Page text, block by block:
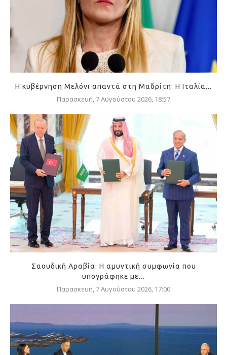
Η κυβέρνηση Μελόνι απαντά στη Μαδρίτη: Η Ιταλία...
Παρασκευή, 7 Αυγούστου 2026, 18:57
Σαουδική Αραβία: Η αμυντική συμφωνία που
υπογράφηκε με...
Παρασκευή, 7 Αυγούστου 2026, 17:00